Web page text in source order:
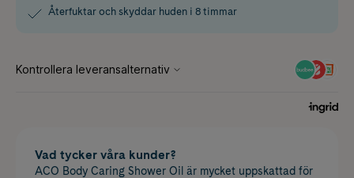
Återfuktar och skyddar huden i 8 timmar
Vad tycker våra kunder?
ACO Body Caring Shower Oil är mycket uppskattad för